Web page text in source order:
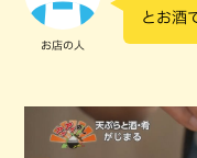
お店の人
とお酒